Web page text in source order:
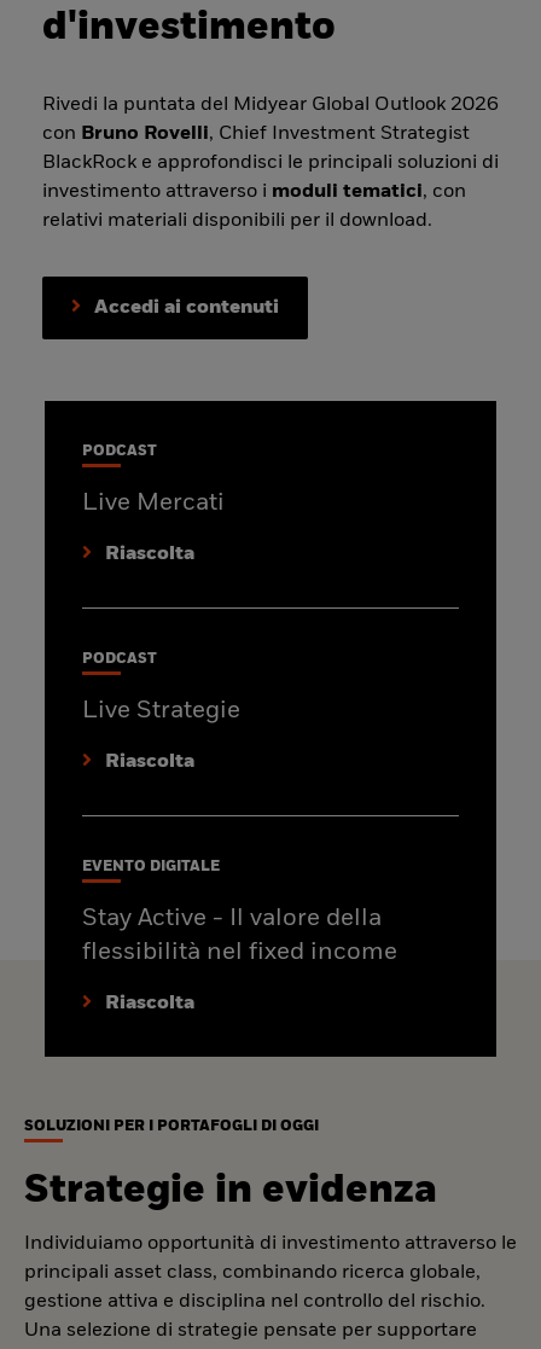
d'investimento
Rivedi la puntata del Midyear Global Outlook 2026
con Bruno Rovelli, Chief Investment Strategist
BlackRock e approfondisci le principali soluzioni di
investimento attraverso i moduli tematici, con
relativi materiali disponibili per il download.
Accedi ai contenuti
PODCAST
Live Mercati
Riascolta
PODCAST
Live Strategie
Riascolta
EVENTO DIGITALE
Stay Active - Il valore della
flessibilità nel fixed income
Riascolta
SOLUZIONI PER I PORTAFOGLI DI OGGI
Strategie in evidenza
Individuiamo opportunità di investimento attraverso le
principali asset class, combinando ricerca globale,
gestione attiva e disciplina nel controllo del rischio.
Una selezione di strategie pensate per supportare